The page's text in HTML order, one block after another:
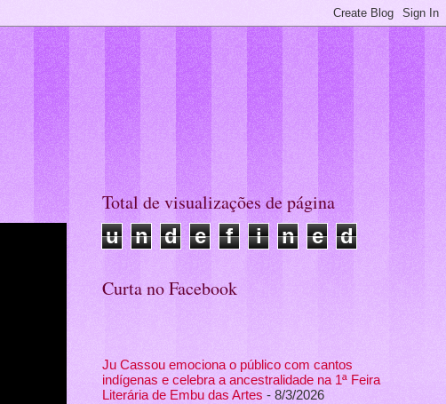
Total de visualizações de página
u
n d e f i n e d
Curta no Facebook
Ju Cassou emociona o público com cantos
indígenas e celebra a ancestralidade na 1ª Feira
Literária de Embu das Artes - 8/3/2026